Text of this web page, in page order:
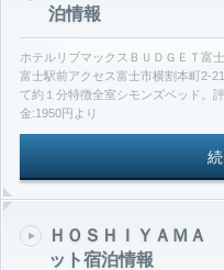
泊情報
ホテルリブマックスＢＵＤＧＥＴ富
富士駅前アクセス富士市横割本町2-
て約１分特徴全室シモンズベッド。
金:1950円より
ＨＯＳＨＩＹＡＭ
ット宿泊情報